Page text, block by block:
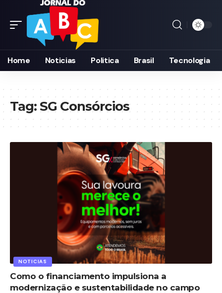
Home Noticias Politica Brasil Tecnologia
Tag:SG Consórcios
NOTICIAS
Como o financiamento impulsiona a
modernização e sustentabilidade no campo